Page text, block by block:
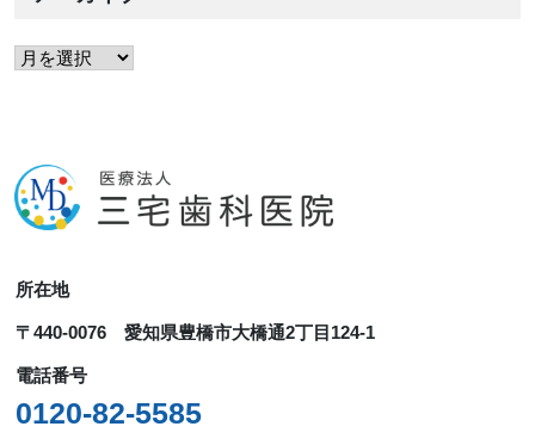
ア
イ
ブ
所在地
〒440-0076 愛知県豊橋市大橋通2丁目124-1
電話番号
0120-82-5585